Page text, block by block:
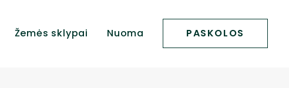
Žemės sklypai Nuoma PASKOLOS